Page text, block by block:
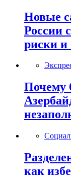
Новые
России
риски и
Почему
как